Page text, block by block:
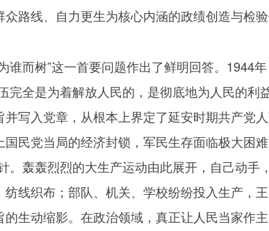
路线、自力更生为核心内涵的政绩创造与检验
谁而树”这一首要问题作出了鲜明回答。1944
完全是为着解放人民的，是彻底地为人民的利
写入党章，从根本上界定了延安时期共产党人
民党当局的经济封锁，军民生存面临极大困
。轰轰烈烈的大生产运动由此展开，自己动手
线织布；部队、机关、学校纷纷投入生产，
生动缩影。在政治领域，真正让人民当家作